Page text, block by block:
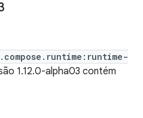
1.12.0-alpha03 contém